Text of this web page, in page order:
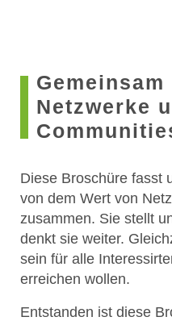
Netzwerke
Diese Broschüre fasst
von dem Wert von
zusammen. Sie stellt
denkt sie weiter.
sein für alle
erreichen wollen.
Entstanden ist diese